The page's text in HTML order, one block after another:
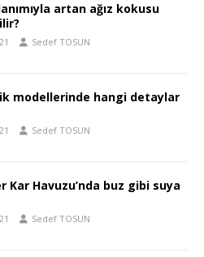
artan ağız kokusu
Sedef TOSUN
modellerinde hangi detaylar
Sedef TOSUN
Kar Havuzu’nda buz gibi suya
Sedef TOSUN